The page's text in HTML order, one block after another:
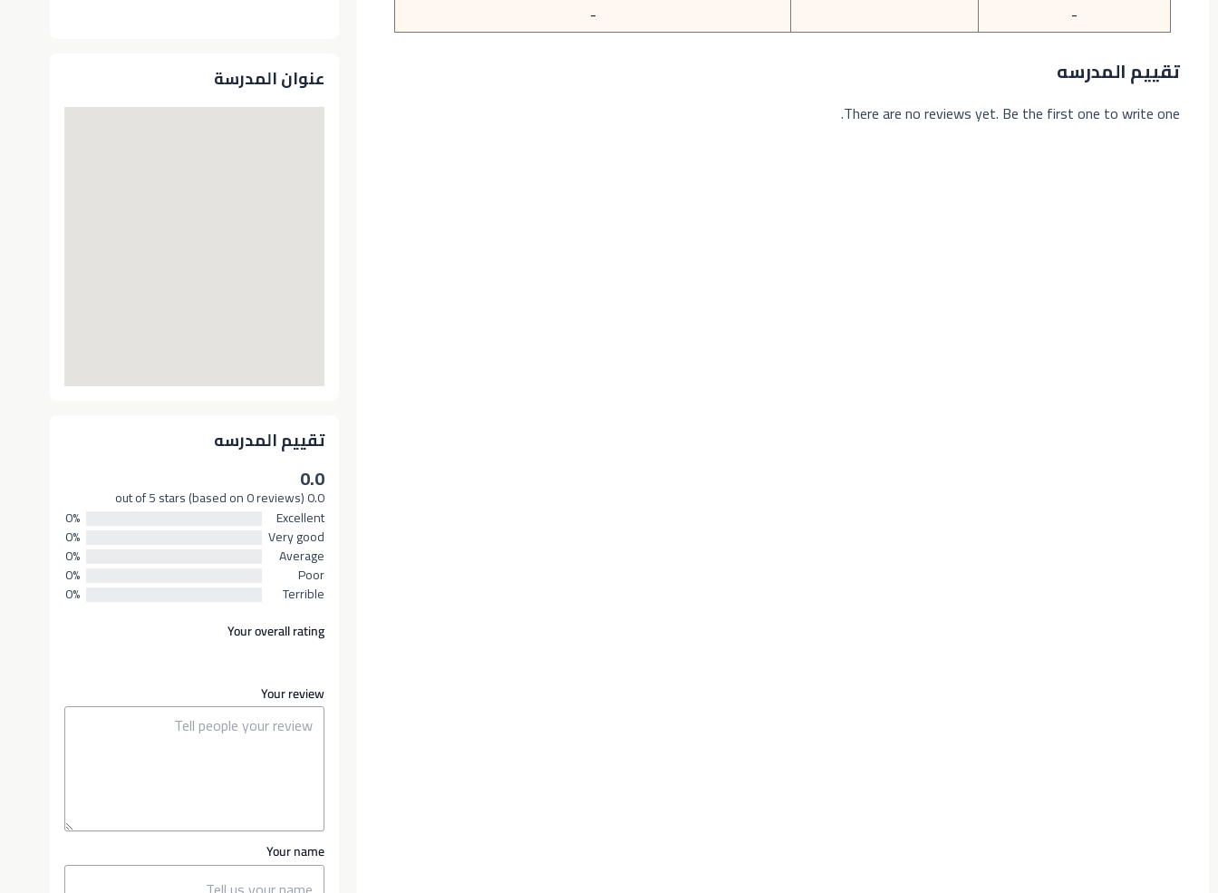
-
-
تقييم المدرسه
There are no reviews yet. Be the first one to write one.
عنوان المدرسة
تقييم المدرسه
0.0
0.0 out of 5 stars (based on 0 reviews)
Excellent
0%
Very good
0%
Average
0%
Poor
0%
Terrible
0%
Your overall rating
Your review
Your name